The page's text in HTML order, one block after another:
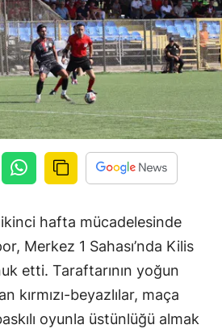
hafta mücadelesinde
Merkez 1 Sahası’nda Kilis
etti. Taraftarının yoğun
kırmızı-beyazlılar, maça
oyunla üstünlüğü almak